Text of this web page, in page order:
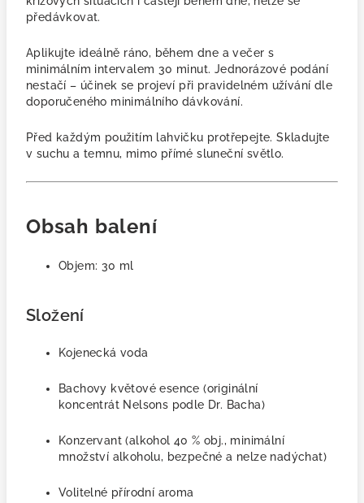
předávkovat.
Aplikujte ideálně ráno, během dne a večer s
minimálním intervalem 30 minut. Jednorázové podání
nestačí – účinek se projeví při pravidelném užívání dle
doporučeného minimálního dávkování.
Před každým použitím lahvičku protřepejte. Skladujte
v suchu a temnu, mimo přímé sluneční světlo.
Obsah balení
Objem: 30 ml
Složení
Kojenecká voda
Bachovy květové esence (originální
koncentrát Nelsons podle Dr. Bacha)
Konzervant(alkohol 40 % obj., minimální
množství alkoholu, bezpečné a nelze nadýchat)
Volitelné přírodní aroma